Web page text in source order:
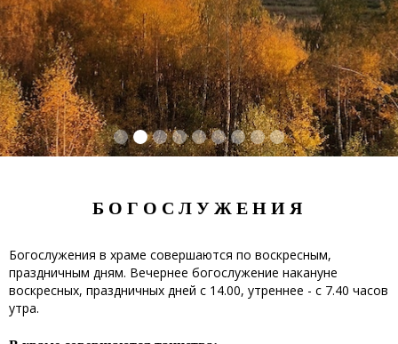
БОГОСЛУЖЕНИЯ
Богослужения в храме совершаются по воскресным,
праздничным дням. Вечернее богослужение накануне
воскресных, праздничных дней с 14.00, утреннее - с 7.40 часов
утра.